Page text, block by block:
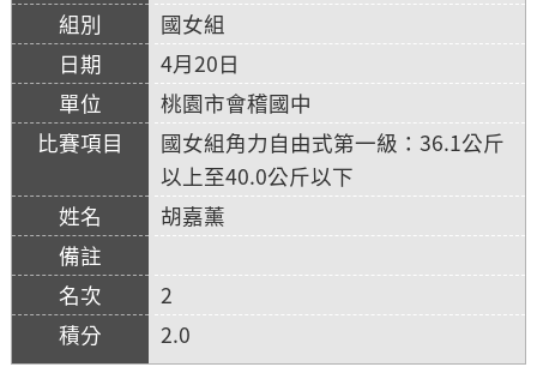
國女組
4月20日
桃園市會稽國中
國女組角力自由式第一級：36.1公斤
以上至40.0公斤以下
胡嘉薰
2
2.0